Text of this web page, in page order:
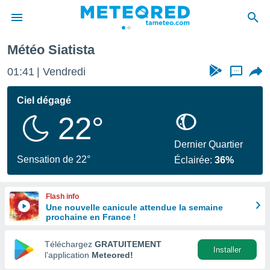
de
en
Météo Siatista
01:41 Vendredi ...
Ciel dégagé
22°
Sensation de 22°
Dernier Quartier
Éclairée:36%
Flash info
Une nouvelle canicule attendue la semaine
prochaine en France !
Téléchargez GRATUITEMENT
l’application Meteored!
Installer